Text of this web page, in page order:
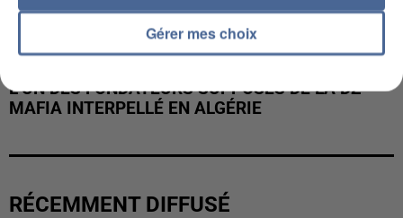
L’UN DES FONDATEURS SUPPOSÉS DE LA DZ
MAFIA INTERPELLÉ EN ALGÉRIE
RÉCEMMENT DIFFUSÉ
Gérer mes choix